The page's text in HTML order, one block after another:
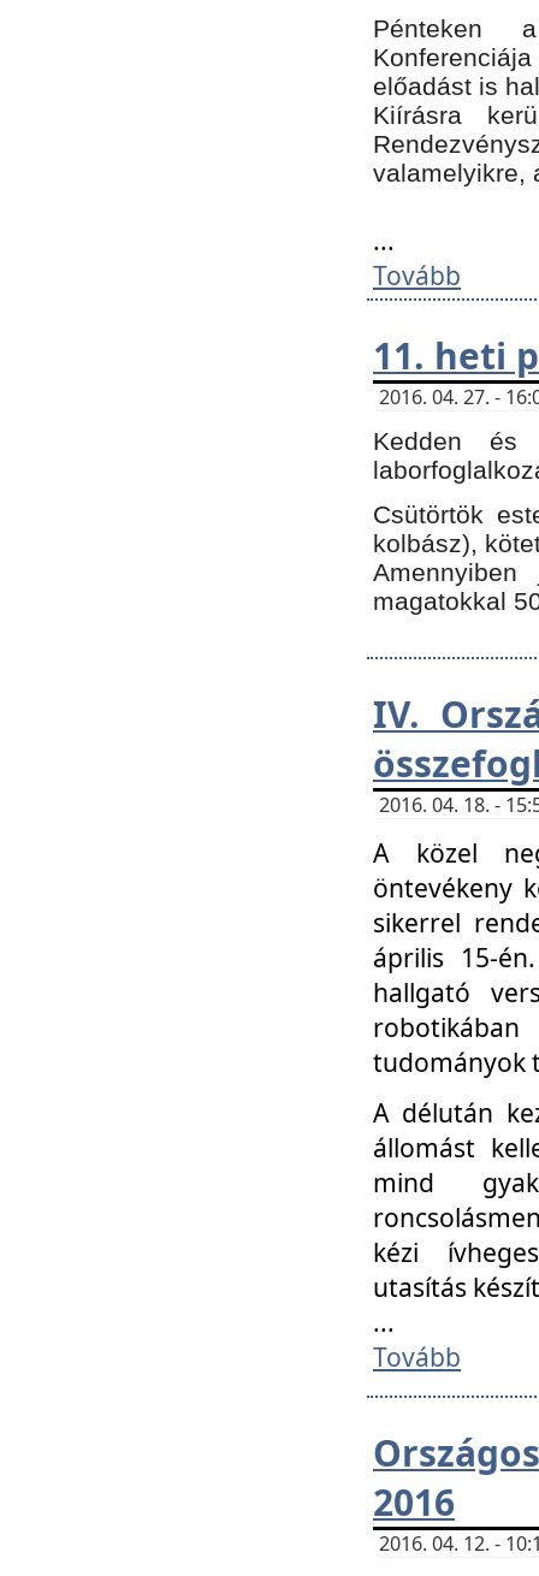
Pénteken
előadást is
Kiírásra
valamelyikre,
...
Tovább
11. heti
2016. 04. 27. -
Kedden és
Csütörtök
kolbász),
Amennyiben
magatokkal
IV.
2016. 04. 18. -
A közel
öntevékeny
sikerrel
április 15-
hallgató
tudományok
A délután
állomást
mind
kézi
utasítás
...
Tovább
2016
2016. 04. 12. -